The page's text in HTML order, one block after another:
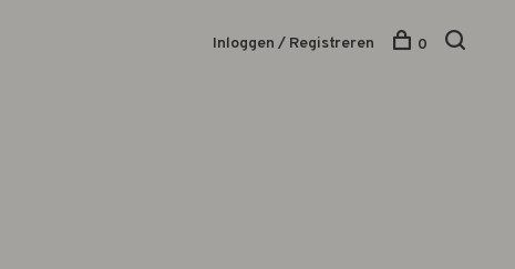
Inloggen / Registreren 0